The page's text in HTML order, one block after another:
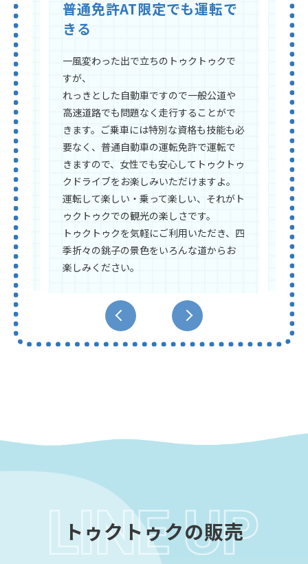
あ
る
来
し
る
お
バ
様
ト
者
機
に
普通免許AT限定でも運転で
きる
一風変わった出で立ちのトゥクトゥクで
すが、
れっきとした自動車ですので一般公道や
高速道路でも問題なく走行することがで
きます。ご乗車には特別な資格も技能も必
要なく、普通自動車の運転免許で運転で
きますので、女性でも安心してトゥクトゥ
クドライブをお楽しみいただけますよ。
運転して楽しい・乗って楽しい、それがト
ゥクトゥクでの観光の楽しさです。
トゥクトゥクを気軽にご利用いただき、四
季折々の銚子の景色をいろんな道からお
楽しみください。
移
観
が、
観
う
ゥ
た
れ
と
交
物で
普
倍
け
き
トゥクトゥクの販売